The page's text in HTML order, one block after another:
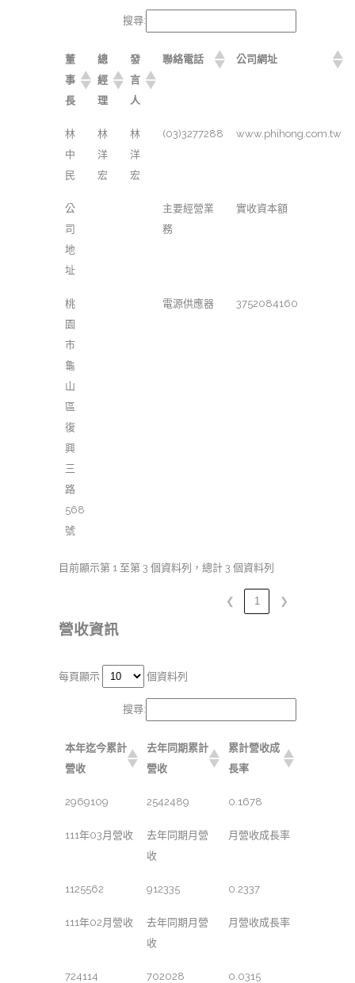
搜尋:
董
事
長
總
經
理
發
言
人
聯絡電話 公司網址
林
中
民
林
洋
宏
林
洋
宏
(03)3277288 www.phihong.com.tw
公
司
地
址
主要經營業
務
實收資本額
桃
園
市
龜
山
區
復
興
三
路
568
號
電源供應器 3752084160
目前顯示第 1 至第 3 個資料列，總計 3 個資料列
❮ 1 ❯
營收資訊
每頁顯示 個資料列
搜尋:
本年迄今累計
營收
去年同期累計
營收
累計營收成
長率
2969109 2542489 0.1678
111年03月營收
去年同期月營
收
月營收成長率
1125562 912335 0.2337
111年02月營收
去年同期月營
收
月營收成長率
724114 702028 0.0315